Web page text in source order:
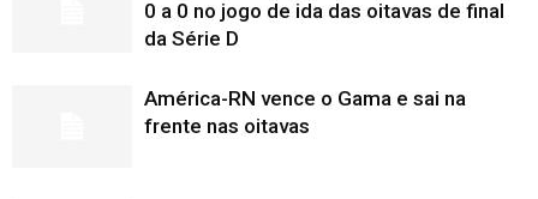
0 a 0 no jogo de ida das oitavas de final
da Série D
América-RN vence o Gama e sai na
frente nas oitavas